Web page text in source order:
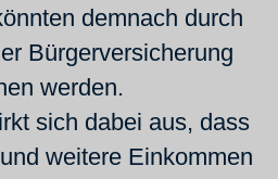
demnach durch
Bürgerversicherung
werden.
sich dabei aus, dass
weitere Einkommen